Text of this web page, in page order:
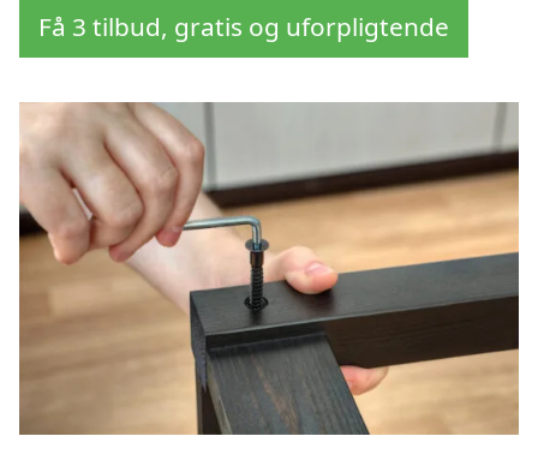
Få 3 tilbud, gratis og uforpligtende